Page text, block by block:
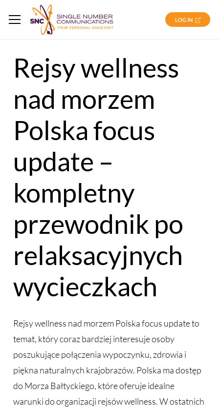
LOG IN
Rejsy wellness
nad morzem
Polska focus
update –
kompletny
przewodnik po
relaksacyjnych
wycieczkach
Rejsy wellness nad morzem Polska focus update to
temat, który coraz bardziej interesuje osoby
poszukujące połączenia wypoczynku, zdrowia i
piękna naturalnych krajobrazów. Polska ma dostęp
do Morza Bałtyckiego, które oferuje idealne
warunki do organizacji rejsów wellness. W ostatnich